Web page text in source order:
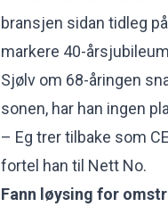
bransjen sidan tidleg
markere 40-
Sjølv om 68-åringen
sonen, har han ingen
– Eg trer tilbake som
fortel han til Nett No.
Fann løysing for